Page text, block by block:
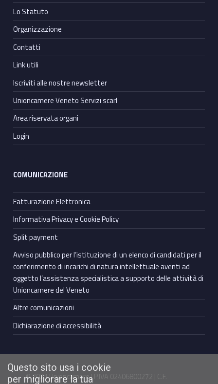
Lo Statuto
Organizzazione
Contatti
Link utili
Iscriviti alle nostre newsletter
Unioncamere Veneto Servizi scarl
Area riservata organi
Login
COMUNICAZIONE
Fatturazione Elettronica
Informativa Privacy e Cookie Policy
Split payment
Avviso pubblico per l’istituzione di un elenco di candidati per il
conferimento di incarichi di natura intellettuale aventi ad
oggetto l’assistenza specialistica a supporto delle attività di
Unioncamere del Veneto
Altre comunicazioni
Dichiarazione di accessibilità
© 2021 Unioncamere | P.IVA 02406800272 | C.F.
Questo sito usa i cookie
per migliorare la tua